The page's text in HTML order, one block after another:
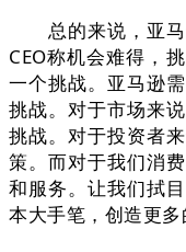
总的来说，亚马
CEO称机会难得，
一个挑战。亚马逊
挑战。对于市场来
挑战。对于投资者
策。而对于我们消
和服务。让我们拭
本大手笔，创造更多